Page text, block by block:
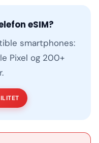
eSIM?
smartphones:
Pixel og 200+